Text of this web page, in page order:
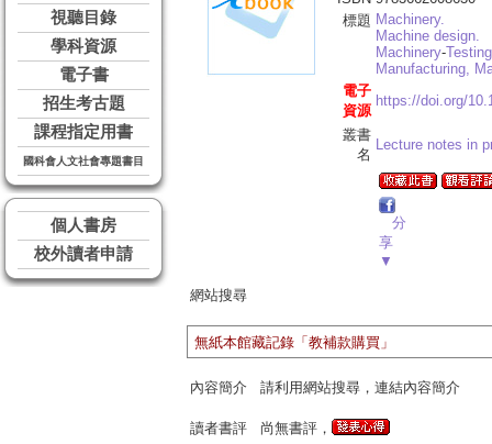
視聽目錄
學科資源
電子書
招生考古題
課程指定用書
國科會人文社會專題書目
個人書房
校外讀者申請
標題 Machinery.
Machine design.
Machinery-
Manufacturing,
電子
資源
https://doi.org/
叢書
名
Lecture notes in
分
享
▼
網站搜尋
無紙本館藏記錄「教補款購買」
內容簡介 請利用網站搜尋，連結內容簡介
讀者書評 尚無書評，